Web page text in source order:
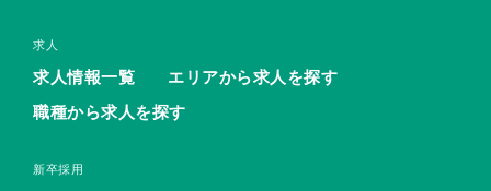
求人
求人情報一覧
エリアから求人を探す
職種から求人を探す
新卒採用